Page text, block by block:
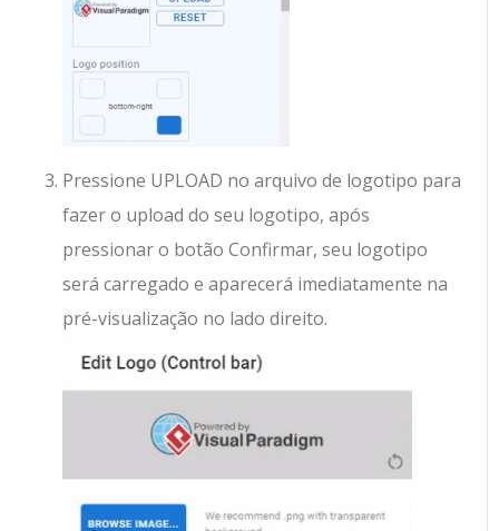
Pressione UPLOAD no arquivo de logotipo para
fazer o upload do seu logotipo, após
pressionar o botão Confirmar, seu logotipo
será carregado e aparecerá imediatamente na
pré-visualização no lado direito.